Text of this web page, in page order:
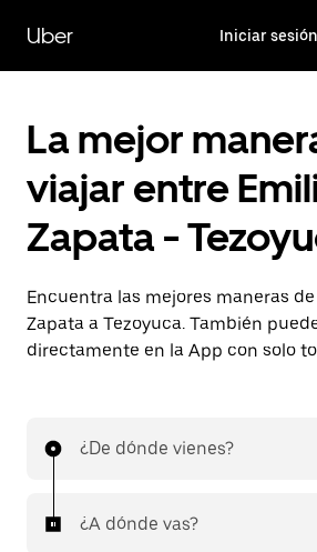
contenido
principal
Uber Iniciar sesión
La mejor
viajar entre
Zapata -
Encuentra las mejores maneras
Zapata a Tezoyuca. También
directamente en la App con solo
¿De dónde vienes?
¿A dónde vas?